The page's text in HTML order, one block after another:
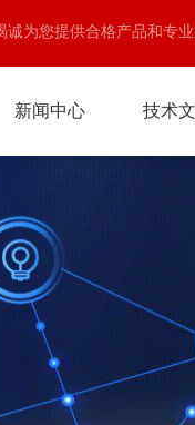
为您提供合格产品和专业
新闻中心 技术